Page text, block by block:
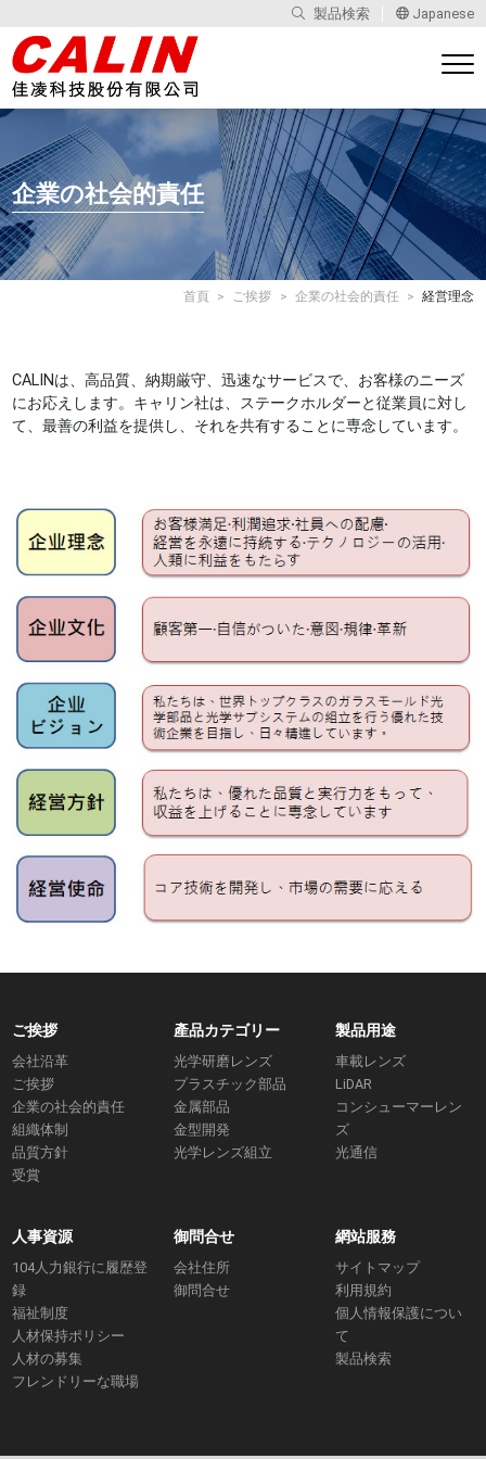
製品検索 Japanese
企業の社会的責任
首頁 ご挨拶 企業の社会的責任 経営理念
CALINは、高品質、納期厳守、迅速なサービスで、お客様のニーズ
にお応えします。キャリン社は、ステークホルダーと従業員に対し
て、最善の利益を提供し、それを共有することに専念しています。
ご挨拶
会社沿革
ご挨拶
企業の社会的責任
組織体制
品質方針
受賞
產品カテゴリー
光学研磨レンズ
プラスチック部品
金属部品
金型開発
光学レンズ組立
製品用途
車載レンズ
LiDAR
コンシューマーレン
ズ
光通信
人事資源
104人力銀行に履歴登
録
福祉制度
人材保持ポリシー
人材の募集
フレンドリーな職場
御問合せ
会社住所
御問合せ
網站服務
サイトマップ
利用規約
個人情報保護につい
て
製品検索